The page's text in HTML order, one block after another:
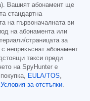
Вашият абонамент ще
стандартна
на първоначалната ви
на абонамента или
страницата за
непрекъснат абонамент
такси преди
на SpyHunter е
EULA/TOS
Условия за отстъпки